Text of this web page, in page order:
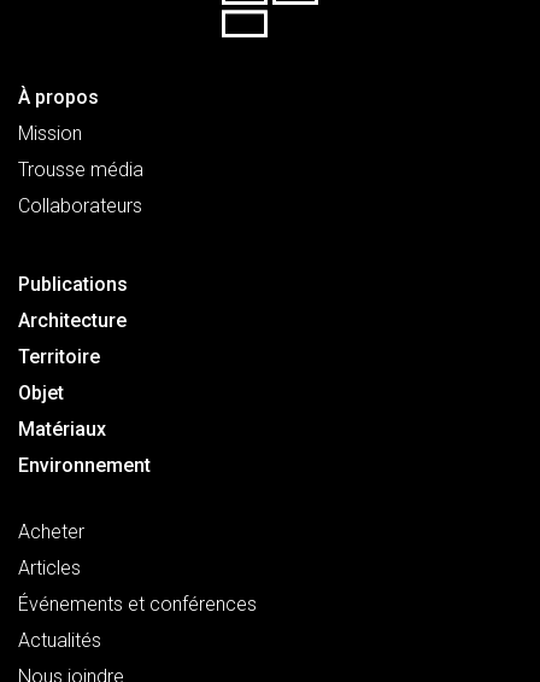
À propos
Mission
Trousse média
Collaborateurs
Publications
Architecture
Territoire
Objet
Matériaux
Environnement
Acheter
Articles
Événements et conférences
Actualités
Nous joindre